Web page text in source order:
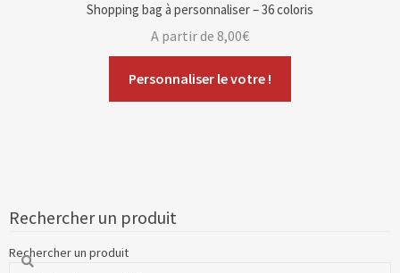
Shopping bag à personnaliser – 36 coloris
Personnaliser le votre !
A partir de 8,00€
Rechercher un produit
Rechercher un produit